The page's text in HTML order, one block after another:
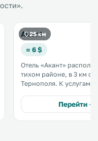
25 км
Akant
≈ 6 $
Отель «Акант»
тихом районе, в 3 км от
Тернополя. К услугам гостей
Wi-Fi и бесплатная
Перейти →